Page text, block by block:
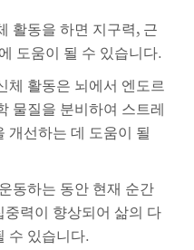
활동을 하면 지구력, 근
도움이 될 수 있습니다.
체 활동은 뇌에서 엔도르
물질을 분비하여 스트레
개선하는 데 도움이 될
동하는 동안 현재 순간
중력이 향상되어 삶의 다
수 있습니다.